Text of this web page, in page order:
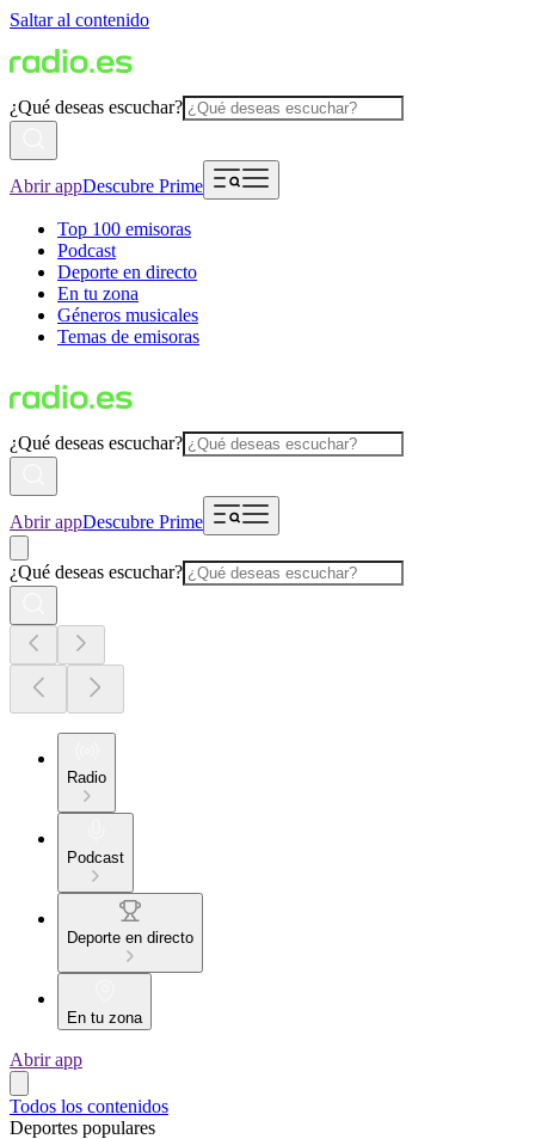
Saltar al contenido
¿Qué deseas escuchar?
Abrir appDescubre Prime
Top 100 emisoras
Podcast
Deporte en directo
En tu zona
Géneros musicales
Temas de emisoras
¿Qué deseas escuchar?
Abrir appDescubre Prime
¿Qué deseas escuchar?
Radio
Podcast
Deporte en directo
En tu zona
Abrir app
Todos los contenidos
Deportes populares